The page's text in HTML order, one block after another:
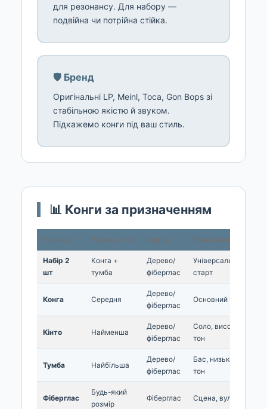
для резонансу. Для набору —
подвійна чи потрійна стійка.
🛡️ Бренд
Оригінальні LP, Meinl, Toca, Gon Bops зі
стабільною якістю й звуком.
Підкажемо конги під ваш стиль.
📊 Конги за призначенням
Позиція Розмір / тип Корпус Призначення
Набір 2
шт
Конга +
тумба
Дерево/
фіберглас
Універсальний
старт
Конга Середня
Дерево/
фіберглас
Основний тон
Кінто Найменша
Дерево/
фіберглас
Соло, високий
тон
Тумба Найбільша
Дерево/
фіберглас
Бас, низький
тон
Фіберглас
Будь-який
розмір
Фіберглас Сцена, вулиця